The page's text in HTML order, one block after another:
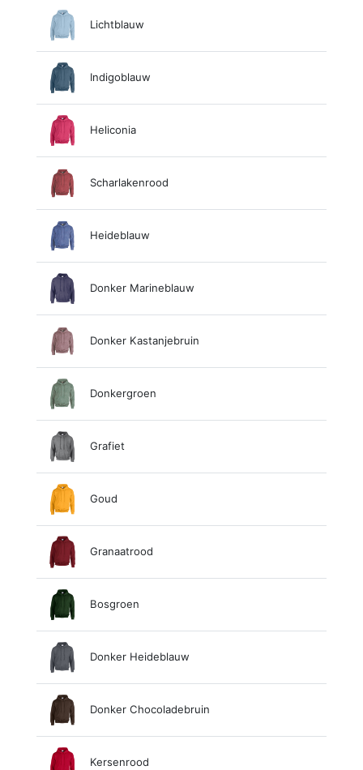
Lichtblauw
Indigoblauw
Heliconia
Scharlakenrood
Heideblauw
Donker Marineblauw
Donker Kastanjebruin
Donkergroen
Grafiet
Goud
Granaatrood
Bosgroen
Donker Heideblauw
Donker Chocoladebruin
Kersenrood